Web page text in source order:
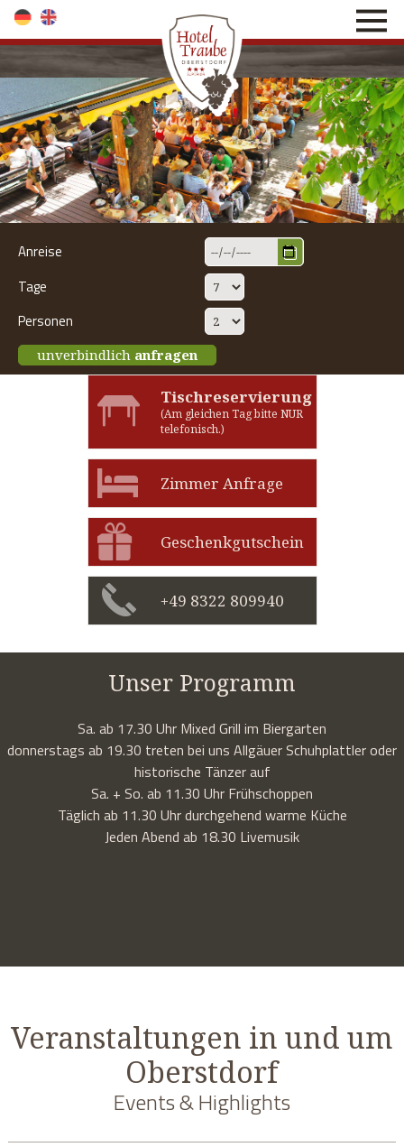
direkt zur Navigation
direkt zum Inhalt
Anreise
Tage
Personen
unverbindlich anfragen
Unser Programm
Sa. ab 17.30 Uhr Mixed Grill im Biergarten
donnerstags ab 19.30 treten bei uns Allgäuer Schuhplattler oder
historische Tänzer auf
Sa. + So. ab 11.30 Uhr Frühschoppen
Täglich ab 11.30 Uhr durchgehend warme Küche
Jeden Abend ab 18.30 Livemusik
Tischreservierung
(Am gleichen Tag bitte NUR
telefonisch.)
Zimmer Anfrage
Geschenkgutschein
+49 8322 809940
Veranstaltungen in und um
Oberstdorf
Events & Highlights